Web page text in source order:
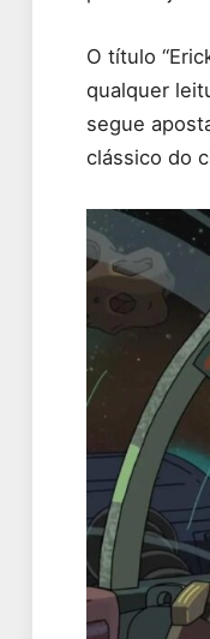
O título
qualquer
segue
clássico do